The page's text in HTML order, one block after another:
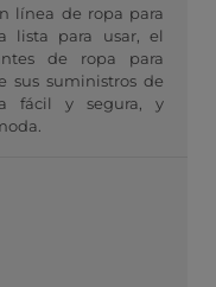
línea de ropa para
lista para usar, el
de ropa para
sus suministros de
fácil y segura, y